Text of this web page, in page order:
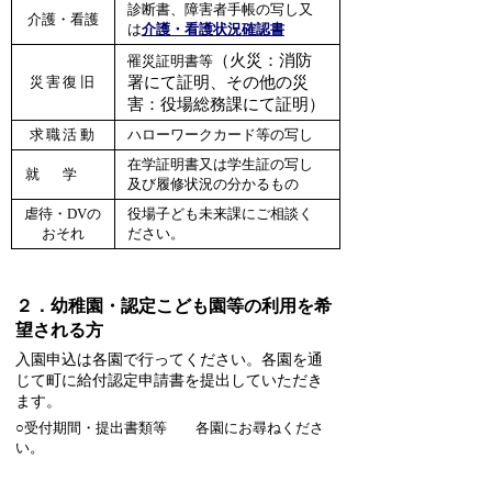
介護・看護
診断書、障害者手帳の写し又
は介護・看護状況確認書
災害復旧
罹災証明書等（火災：消防
署にて証明、その他の災
害：役場総務課にて証明）
求職活動 ハローワークカード等の写し
就学
在学証明書又は学生証の写し
及び履修状況の分かるもの
虐待・DVの
おそれ
役場子ども未来課にご相談く
ださい。
２．幼稚園・認定こども園等の利用を希
望される方
入園申込は各園で行ってください。各園を通
じて町に給付認定申請書を提出していただき
ます。
○受付期間・提出書類等 各園にお尋ねくださ
い。